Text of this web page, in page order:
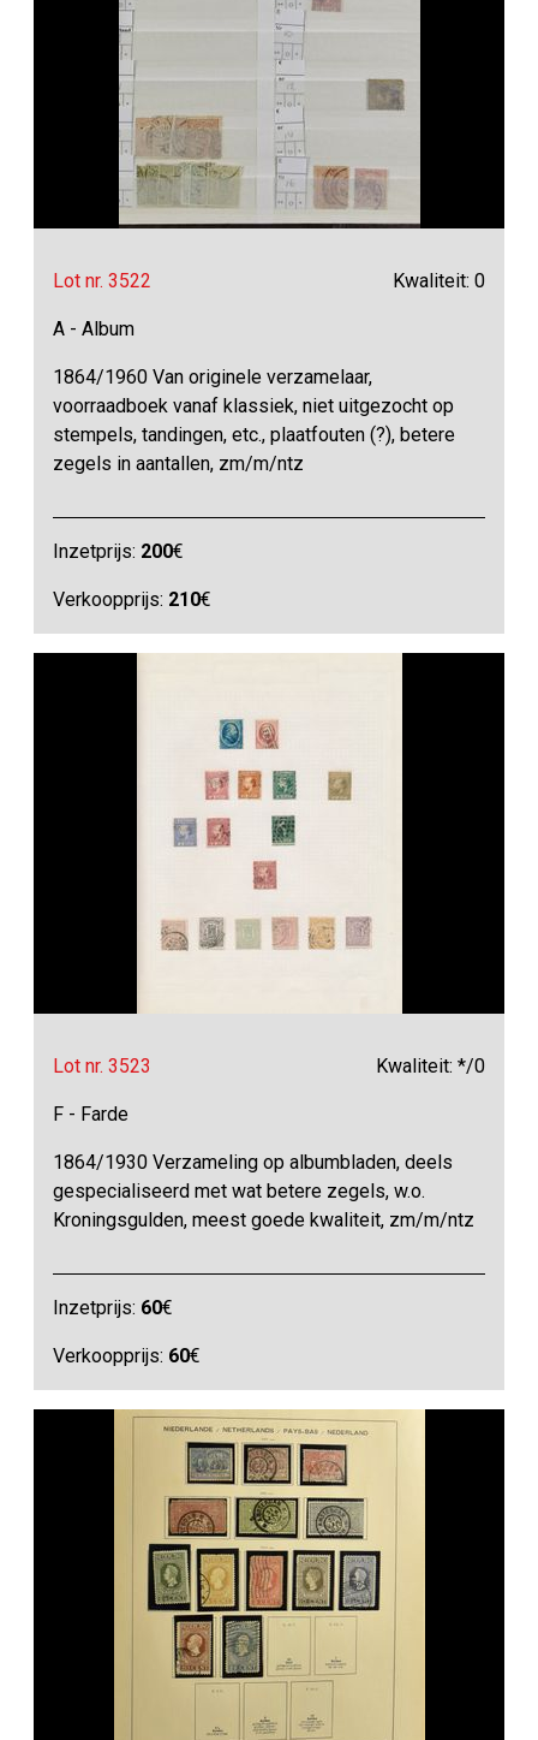
Lot nr. 3522 Kwaliteit: 0
A - Album
1864/1960 Van originele verzamelaar,
voorraadboek vanaf klassiek, niet uitgezocht op
stempels, tandingen, etc., plaatfouten (?), betere
zegels in aantallen, zm/m/ntz
Inzetprijs: 200€
Verkoopprijs: 210€
Lot nr. 3523 Kwaliteit: */0
F - Farde
1864/1930 Verzameling op albumbladen, deels
gespecialiseerd met wat betere zegels, w.o.
Kroningsgulden, meest goede kwaliteit, zm/m/ntz
Inzetprijs: 60€
Verkoopprijs: 60€